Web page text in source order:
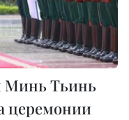
Тьинь
церемонии